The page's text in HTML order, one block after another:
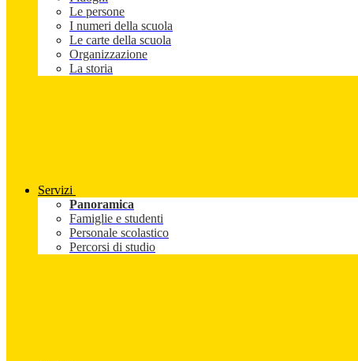
Le persone
I numeri della scuola
Le carte della scuola
Organizzazione
La storia
Servizi
Panoramica
Famiglie e studenti
Personale scolastico
Percorsi di studio